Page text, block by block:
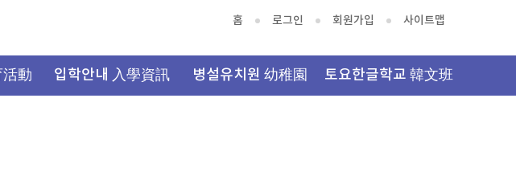
홈 로그인 회원가입 사이트맵
活動 입학안내 入學資訊 병설유치원 幼稚園 토요한글학교 韓文班